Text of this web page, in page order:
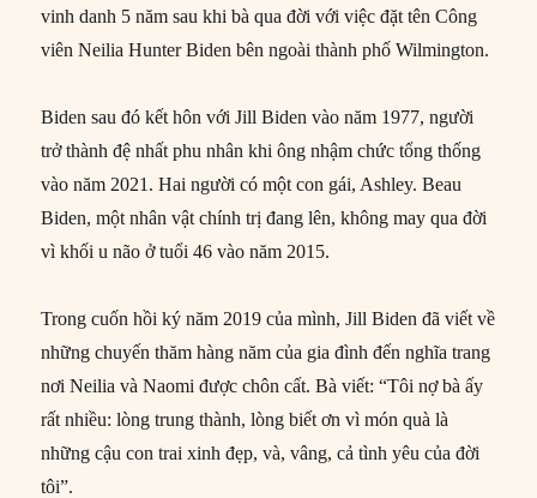
vinh danh 5 năm sau khi bà qua đời với việc đặt tên Công
viên Neilia Hunter Biden bên ngoài thành phố Wilmington.
Biden sau đó kết hôn với Jill Biden vào năm 1977, người
trở thành đệ nhất phu nhân khi ông nhậm chức tổng thống
vào năm 2021. Hai người có một con gái, Ashley. Beau
Biden, một nhân vật chính trị đang lên, không may qua đời
vì khối u não ở tuổi 46 vào năm 2015.
Trong cuốn hồi ký năm 2019 của mình, Jill Biden đã viết về
những chuyến thăm hàng năm của gia đình đến nghĩa trang
nơi Neilia và Naomi được chôn cất. Bà viết: “Tôi nợ bà ấy
rất nhiều: lòng trung thành, lòng biết ơn vì món quà là
những cậu con trai xinh đẹp, và, vâng, cả tình yêu của đời
tôi”.